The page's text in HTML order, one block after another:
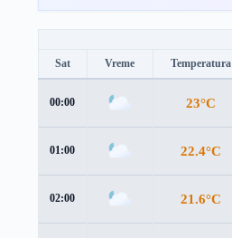
Sat Vreme Temperatura
00:00 23°C
01:00 22.4°C
02:00 21.6°C